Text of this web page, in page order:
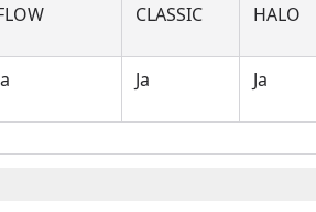
CLASSIC HALO
Ja Ja